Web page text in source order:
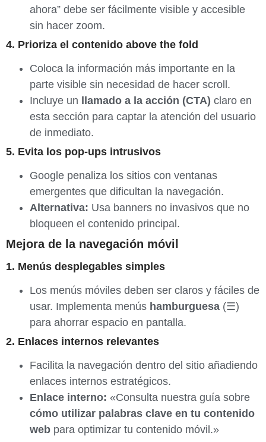
ahora” debe ser fácilmente visible y accesible
sin hacer zoom.
4. Prioriza el contenido above the fold
Coloca la información más importante en la
parte visible sin necesidad de hacer scroll.
Incluye un llamado a la acción (CTA) claro en
esta sección para captar la atención del usuario
de inmediato.
5. Evita los pop-ups intrusivos
Google penaliza los sitios con ventanas
emergentes que dificultan la navegación.
Alternativa: Usa banners no invasivos que no
bloqueen el contenido principal.
Mejora de la navegación móvil
1. Menús desplegables simples
Los menús móviles deben ser claros y fáciles de
usar. Implementa menús hamburguesa (☰)
para ahorrar espacio en pantalla.
2. Enlaces internos relevantes
Facilita la navegación dentro del sitio añadiendo
enlaces internos estratégicos.
Enlace interno: «Consulta nuestra guía sobre
cómo utilizar palabras clave en tu contenido
web para optimizar tu contenido móvil.»